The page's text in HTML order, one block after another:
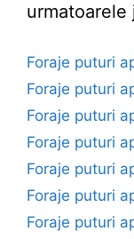
urmatoarele
Foraje puturi
Foraje puturi
Foraje puturi
Foraje puturi
Foraje puturi
Foraje puturi
Foraje puturi